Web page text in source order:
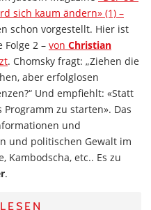
sich kaum ändern» (1) –
schon vorgestellt. Hier ist
2 – von Christian
. Chomsky fragt: „Ziehen die
aber erfolglosen
Und empfiehlt: «Statt
zu starten». Das
und
und politischen Gewalt im
Kambodscha, etc.. Es zu
.